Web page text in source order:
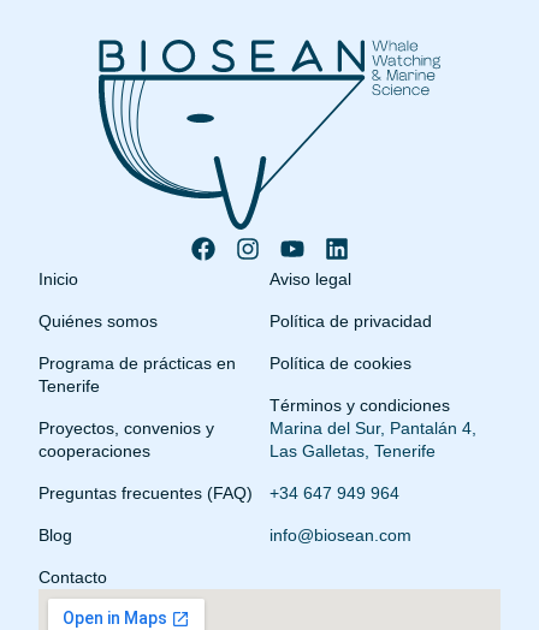
Inicio
Quiénes somos
Programa de prácticas en
Tenerife
Proyectos, convenios y
cooperaciones
Preguntas frecuentes (FAQ)
Blog
Contacto
Aviso legal
Política de privacidad
Política de cookies
Términos y condiciones
Marina del Sur, Pantalán 4,
Las Galletas, Tenerife
+34 647 949 964
info@biosean.com